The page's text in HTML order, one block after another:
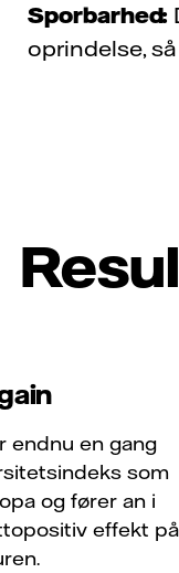
Sporbarhed:
oprindelse,
endnu en gang
som
og fører an i
effekt på